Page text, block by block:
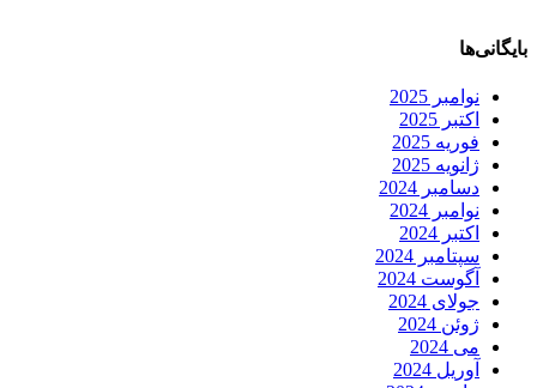
بایگانی‌ها
نوامبر 2025
اکتبر 2025
فوریه 2025
ژانویه 2025
دسامبر 2024
نوامبر 2024
اکتبر 2024
سپتامبر 2024
آگوست 2024
جولای 2024
ژوئن 2024
می 2024
آوریل 2024